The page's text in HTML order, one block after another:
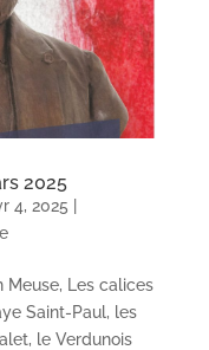
2025
4, 2025
Meuse, Les calices
Saint-Paul, les
le Verdunois